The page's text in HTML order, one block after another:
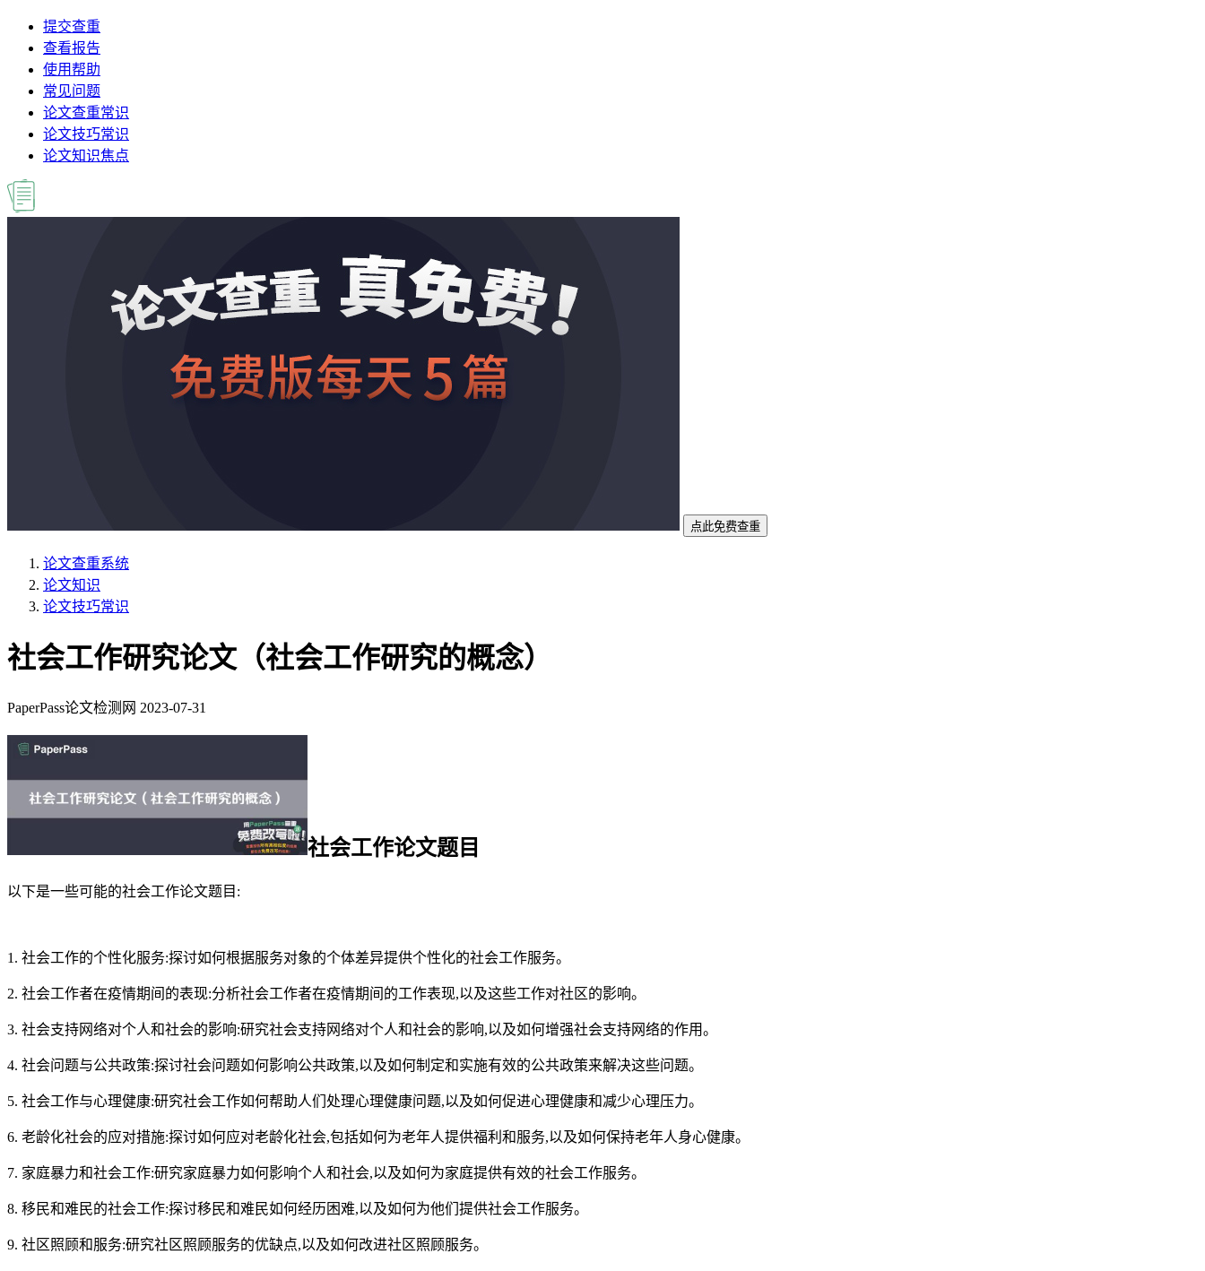
提交查重
查看报告
使用帮助
常见问题
论文查重常识
论文技巧常识
论文知识焦点
点此免费查重
论文查重系统
论文知识
论文技巧常识
社会工作研究论文（社会工作研究的概念）
PaperPass论文检测网 2023-07-31
社会工作论文题目
以下是一些可能的社会工作论文题目:
1. 社会工作的个性化服务:探讨如何根据服务对象的个体差异提供个性化的社会工作服务。
2. 社会工作者在疫情期间的表现:分析社会工作者在疫情期间的工作表现,以及这些工作对社区的影响。
3. 社会支持网络对个人和社会的影响:研究社会支持网络对个人和社会的影响,以及如何增强社会支持网络的作用。
4. 社会问题与公共政策:探讨社会问题如何影响公共政策,以及如何制定和实施有效的公共政策来解决这些问题。
5. 社会工作与心理健康:研究社会工作如何帮助人们处理心理健康问题,以及如何促进心理健康和减少心理压力。
6. 老龄化社会的应对措施:探讨如何应对老龄化社会,包括如何为老年人提供福利和服务,以及如何保持老年人身心健康。
7. 家庭暴力和社会工作:研究家庭暴力如何影响个人和社会,以及如何为家庭提供有效的社会工作服务。
8. 移民和难民的社会工作:探讨移民和难民如何经历困难,以及如何为他们提供社会工作服务。
9. 社区照顾和服务:研究社区照顾服务的优缺点,以及如何改进社区照顾服务。